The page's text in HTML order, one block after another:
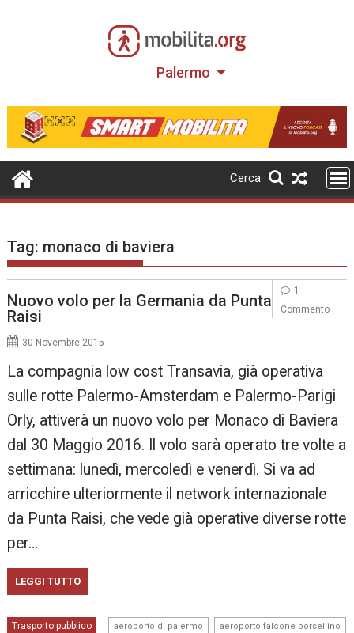
Palermo
Cerca
Tag: monaco di baviera
Nuovo volo per la Germania da Punta
Raisi
30 Novembre 2015
La compagnia low cost Transavia, già operativa
sulle rotte Palermo-Amsterdam e Palermo-Parigi
Orly, attiverà un nuovo volo per Monaco di Baviera
dal 30 Maggio 2016. Il volo sarà operato tre volte a
settimana: lunedì, mercoledì e venerdì. Si va ad
arricchire ulteriormente il network internazionale
da Punta Raisi, che vede già operative diverse rotte
per…
LEGGI TUTTO
Trasporto pubblico aeroporto di palermo aeroporto falcone borsellino
1
Commento